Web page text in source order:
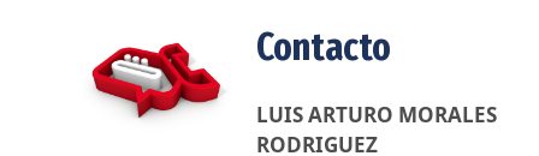
Contacto
LUIS ARTURO MORALES
RODRIGUEZ